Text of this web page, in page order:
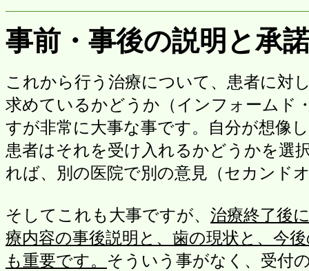
事前・事後の説明と承
これから行う治療について、患者に対
求めているかどうか（インフォームド
すが非常に大事な事です。自分が想像
患者はそれを受け入れるかどうかを選
れば、別の医院で別の意見（セカンド
そしてこれも大事ですが、 治療終了後
療内容の事後説明と、歯の現状と、今
も重要です。 そういう事がなく、受付